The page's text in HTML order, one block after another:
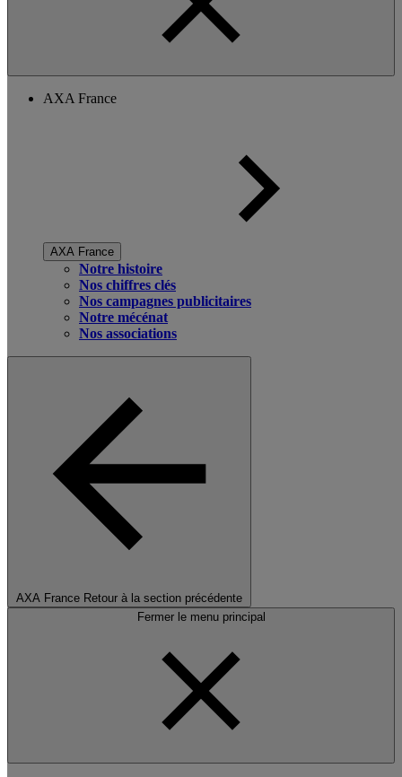
AXA France
AXA France
Notre histoire
Nos chiffres clés
Nos campagnes publicitaires
Notre mécénat
Nos associations
AXA France Retour à la section précédente
Fermer le menu principal